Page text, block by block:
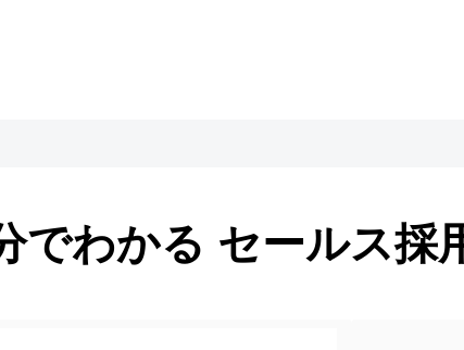
でわかる セールス採